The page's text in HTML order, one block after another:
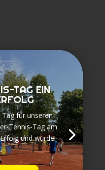
TAG EIN
für unseren
Tennis-Tag am
und wurde